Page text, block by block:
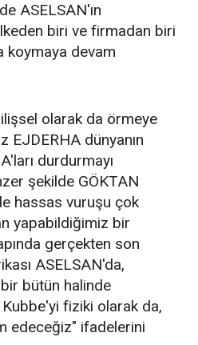
ASELSAN'ın
biri ve firmadan biri
koymaya devam
olarak da örmeye
EJDERHA dünyanın
durdurmayı
şekilde GÖKTAN
hassas vuruşu çok
yapabildiğimiz bir
gerçekten son
ASELSAN'da,
bir bütün halinde
fiziki olarak da,
edeceğiz" ifadelerini